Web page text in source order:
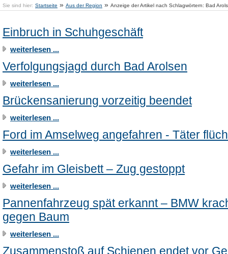
Sie sind hier: Startseite » Aus der Region » Anzeige der Artikel nach Schlagwörtern: Bad
Einbruch in Schuhgeschäft
weiterlesen ...
Verfolgungsjagd durch Bad Arolsen
weiterlesen ...
Brückensanierung vorzeitig beendet
weiterlesen ...
Ford im Amselweg angefahren - Täter
weiterlesen ...
Gefahr im Gleisbett – Zug gestoppt
weiterlesen ...
Pannenfahrzeug spät erkannt – BMW
gegen Baum
weiterlesen ...
Zusammenstoß auf Schienen endet vor